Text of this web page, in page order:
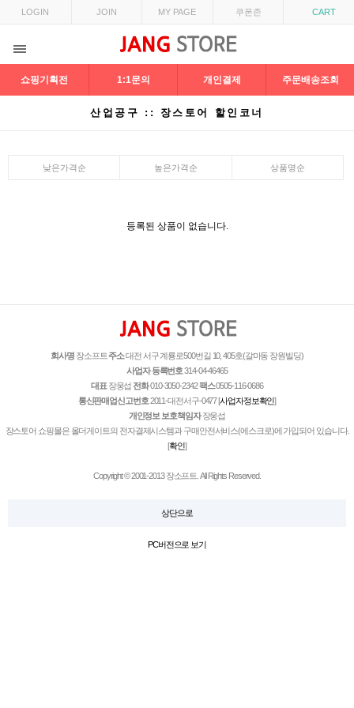
LOGIN JOIN MY PAGE 쿠폰존 CART
쇼핑기획전 1:1문의 개인결제 주문배송조회
산업공구 :: 장스토어 할인코너
낮은가격순 높은가격순 상품명순
등록된 상품이 없습니다.
회사명장소프트 주소대전 서구 계룡로500번길 10, 405호(갈마동 장원빌딩)
사업자 등록번호314-04-46465
대표장웅섭 전화010-3050-2342팩스0505-116-0686
통신판매업신고번호2011-대전서구-0477[사업자정보확인]
개인정보 보호책임자장웅섭
장스토어 쇼핑몰은 올더게이트의 전자결제시스템과 구매안전서비스(에스크로)에 가입되어 있습니다.
[확인]
Copyright © 2001-2013 장소프트. All Rights Reserved.
상단으로
PC버전으로 보기